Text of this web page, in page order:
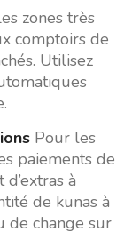
zones très
comptoirs de
Utilisez
Pour les
paiements de
à
de kunas à
de change sur